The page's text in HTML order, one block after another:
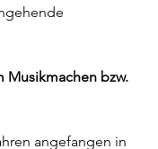
Musikmachen bzw.
angefangen in